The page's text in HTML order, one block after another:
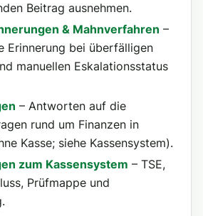
Beitrag ausnehmen.
& Mahnverfahren –
Erinnerung bei überfälligen
manuellen Eskalationsstatus
– Antworten auf die
rund um Finanzen in
Kasse; siehe Kassensystem).
zum Kassensystem – TSE,
Prüfmappe und